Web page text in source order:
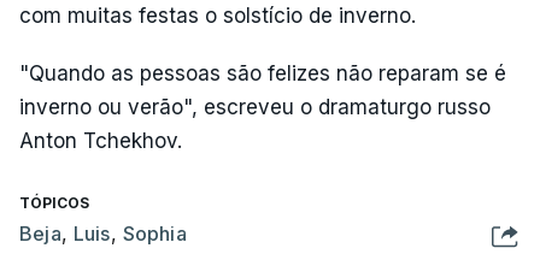
com muitas festas o solstício de inverno.
"Quando as pessoas são felizes não reparam se é
inverno ou verão", escreveu o dramaturgo russo
Anton Tchekhov.
TÓPICOS
Beja, Luis, Sophia